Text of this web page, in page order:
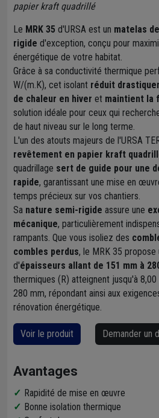
papier kraft quadrillé
Le MRK 35 d'URSA est un matelas
rigide d'exception, conçu pour
énergétique de votre habitat.
Grâce à sa conductivité thermique
W/(m.K), cet isolant réduit
de chaleur en hiver et maintient la
solution idéale pour ceux qui
de haut niveau sur le long terme.
L'un des atouts majeurs de l'URSA
revêtement en papier kraft
quadrillage sert de guide pour une
rapide, garantissant une mise en
temps précieux sur vos chantiers.
Sa nature semi-rigide assure une
mécanique, particulièrement
rampants. Que vous isoliez des
combles perdus, le MRK 35
d'épaisseurs allant de 151 mm à
thermiques (R) atteignent jusqu'à
280 mm, répondant ainsi aux
rénovation énergétique.
Voir le produit Demander un
Avantages
Rapidité de mise en œuvre
Bonne isolation thermique